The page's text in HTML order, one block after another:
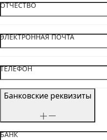
ОТЧЕСТВО
ЭЛЕКТРОННАЯ ПОЧТА
ТЕЛЕФОН
Банковские реквизиты
БАНК